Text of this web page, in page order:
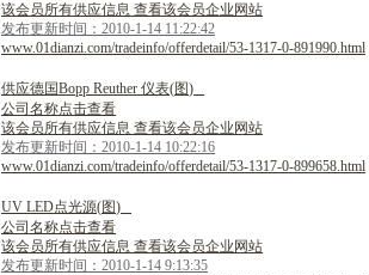
该会员所有供应信息 查看该会员企业网站
发布更新时间：2010-1-14 11:22:42
www.01dianzi.com/tradeinfo/offerdetail/53-1317-0-891990.html
供应德国Bopp Reuther 仪表(图)
公司名称点击查看
该会员所有供应信息 查看该会员企业网站
发布更新时间：2010-1-14 10:22:16
www.01dianzi.com/tradeinfo/offerdetail/53-1317-0-899658.html
UV LED点光源(图)
公司名称点击查看
该会员所有供应信息 查看该会员企业网站
发布更新时间：2010-1-14 9:13:35